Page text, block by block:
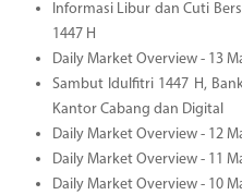
Informasi Libur dan Cuti
1447 H
Daily Market Overview - 13
Sambut Idulfitri 1447 H,
Kantor Cabang dan Digital
Daily Market Overview - 12
Daily Market Overview - 11
Daily Market Overview - 10